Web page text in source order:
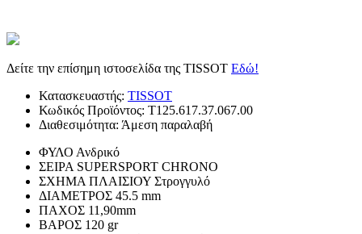
Δείτε την επίσημη ιστοσελίδα της TISSOT Εδώ!
Κατασκευαστής: TISSOT
Κωδικός Προϊόντος: T125.617.37.067.00
Διαθεσιμότητα: Άμεση παραλαβή
ΦΥΛΟ Ανδρικό
ΣΕΙΡΑ SUPERSPORT CHRONO
ΣΧΗΜΑ ΠΛΑΙΣΙΟΥ Στρογγυλό
ΔΙΑΜΕΤΡΟΣ 45.5 mm
ΠΑΧΟΣ 11,90mm
ΒΑΡΟΣ 120 gr